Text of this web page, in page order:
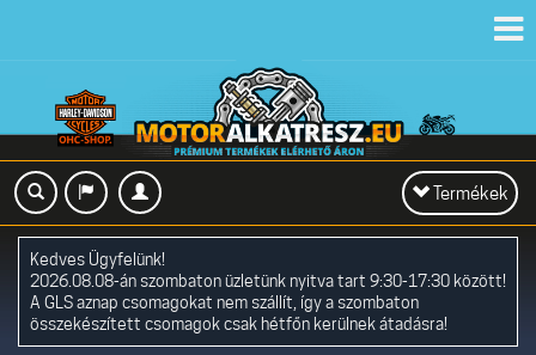
Toggle
navigation
Termékek
Kedves Ügyfelünk!
2026.08.08-án szombaton üzletünk nyitva tart 9:30-17:30 között!
A GLS aznap csomagokat nem szállít, így a szombaton
összekészített csomagok csak hétfőn kerülnek átadásra!